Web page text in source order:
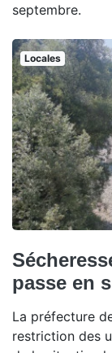
septembre.
Locales
passe en
La préfecture
restriction des